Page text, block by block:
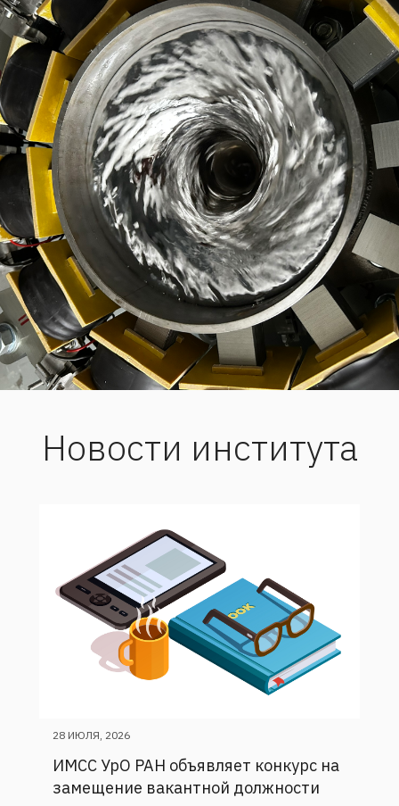
Новости института
28 ИЮЛЯ, 2026
ИМСС УрО РАН объявляет конкурс на
замещение вакантной должности